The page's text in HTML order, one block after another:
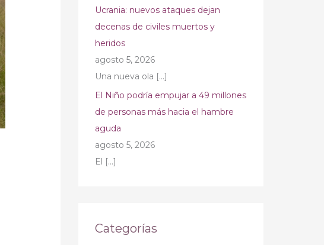
Ucrania: nuevos ataques dejan
decenas de civiles muertos y
heridos
agosto 5, 2026
Una nueva ola […]
El Niño podría empujar a 49 millones
de personas más hacia el hambre
aguda
agosto 5, 2026
El […]
Categorías